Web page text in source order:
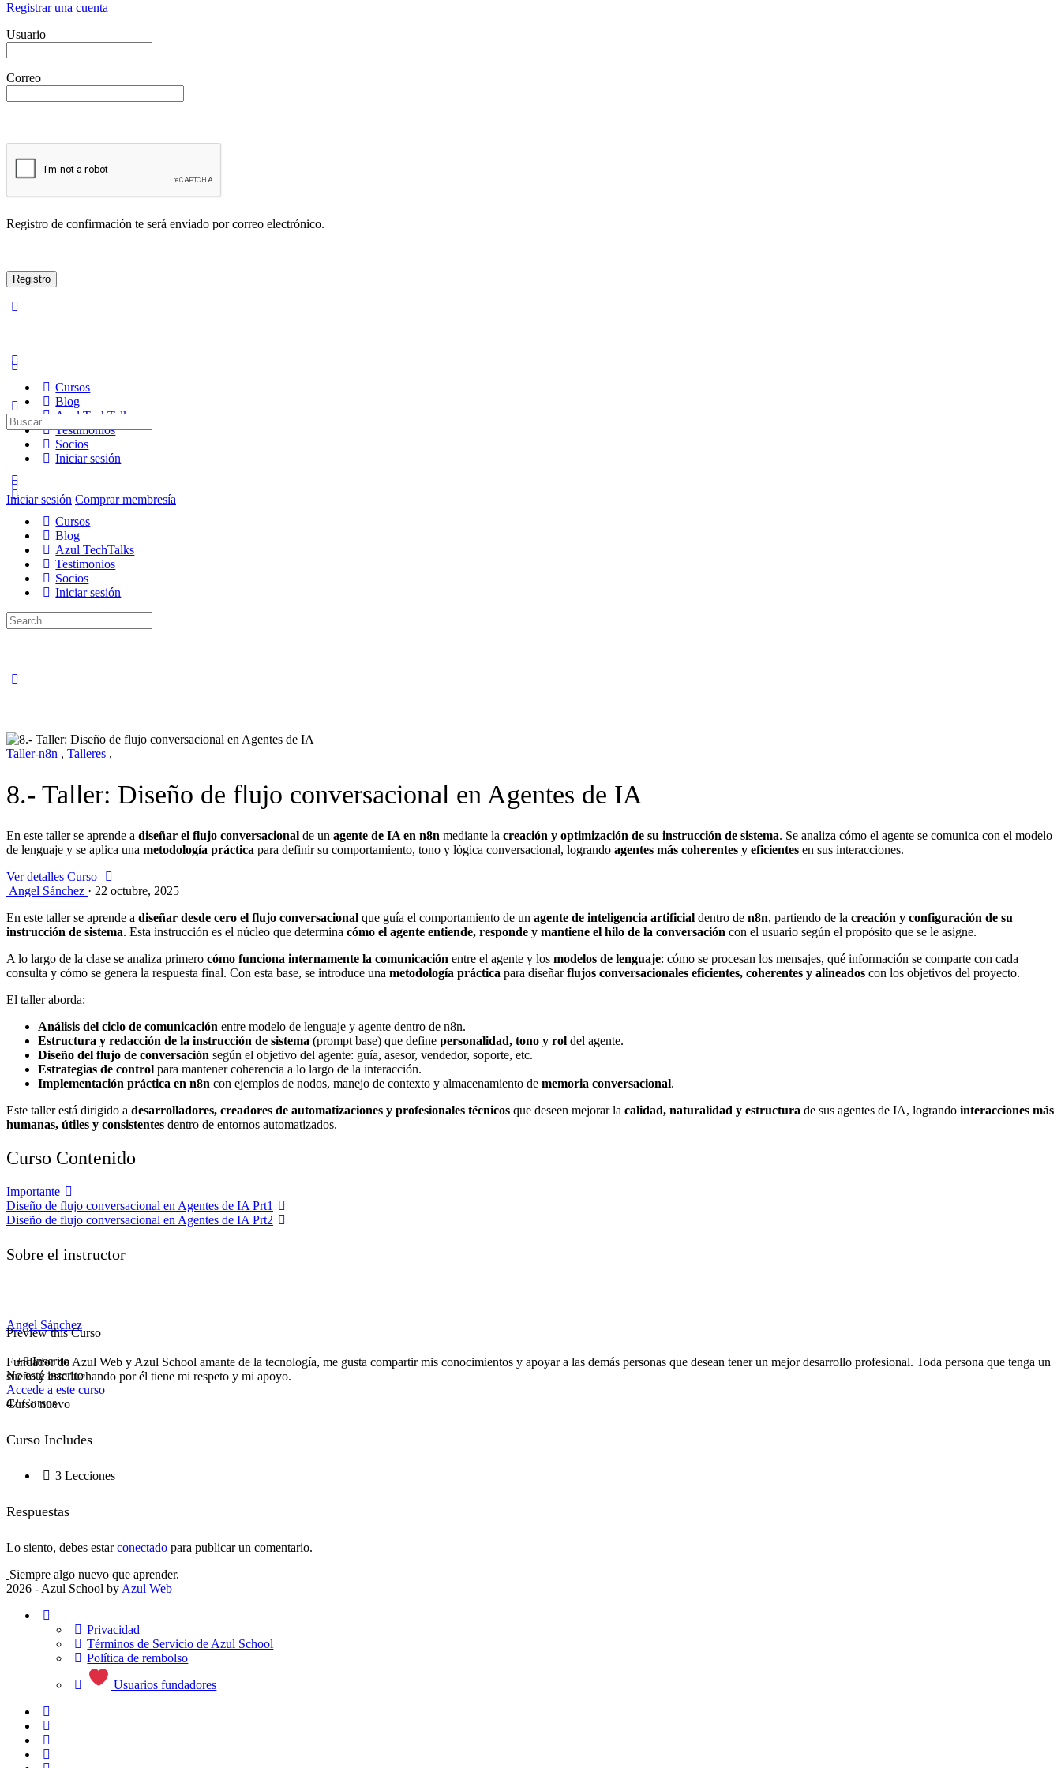
Registrar una cuenta
Usuario
Correo
Registro de confirmación te será enviado por correo electrónico.
Cursos
Blog
Azul TechTalks
Testimonios
Socios
Iniciar sesión
Iniciar sesión Comprar membresía
Buscar:
Cursos
Blog
Azul TechTalks
Testimonios
Socios
Iniciar sesión
Buscar:
Taller-n8n , Talleres ,
8.- Taller: Diseño de flujo conversacional en Agentes de IA
En este taller se aprende a diseñar el flujo conversacional de un agente de IA en n8n mediante la creación y optimización de su instrucción de sistema. Se analiza cómo el agente se comunica con el modelo
de lenguaje y se aplica una metodología práctica para definir su comportamiento, tono y lógica conversacional, logrando agentes más coherentes y eficientes en sus interacciones.
Ver detalles Curso
Angel Sánchez · 22 octubre, 2025
En este taller se aprende a diseñar desde cero el flujo conversacional que guía el comportamiento de un agente de inteligencia artificial dentro de n8n, partiendo de la creación y configuración de su
instrucción de sistema. Esta instrucción es el núcleo que determina cómo el agente entiende, responde y mantiene el hilo de la conversación con el usuario según el propósito que se le asigne.
A lo largo de la clase se analiza primero cómo funciona internamente la comunicación entre el agente y los modelos de lenguaje: cómo se procesan los mensajes, qué información se comparte con cada
consulta y cómo se genera la respuesta final. Con esta base, se introduce una metodología práctica para diseñarflujos conversacionales eficientes, coherentes y alineados con los objetivos del proyecto.
El taller aborda:
Análisis del ciclo de comunicación entre modelo de lenguaje y agente dentro de n8n.
Estructura y redacción de la instrucción de sistema (prompt base) que define personalidad, tono y rol del agente.
Diseño del flujo de conversación según el objetivo del agente: guía, asesor, vendedor, soporte, etc.
Estrategias de control para mantener coherencia a lo largo de la interacción.
Implementación práctica en n8n con ejemplos de nodos, manejo de contexto y almacenamiento de memoria conversacional.
Este taller está dirigido a desarrolladores, creadores de automatizaciones y profesionales técnicos que deseen mejorar la calidad, naturalidad y estructura de sus agentes de IA, logrando interacciones más
humanas, útiles y consistentes dentro de entornos automatizados.
Curso Contenido
Importante
Diseño de flujo conversacional en Agentes de IA Prt1
Diseño de flujo conversacional en Agentes de IA Prt2
Sobre el instructor
Angel Sánchez
Fundador de Azul Web y Azul School amante de la tecnología, me gusta compartir mis conocimientos y apoyar a las demás personas que desean tener un mejor desarrollo profesional. Toda persona que tenga un
sueño y este luchando por él tiene mi respeto y mi apoyo.
42 Cursos
Preview this Curso
+8Inscrito
No está inscrito
Accede a este curso
Curso nuevo
Curso Includes
3 Lecciones
Respuestas
Lo siento, debes estarconectado para publicar un comentario.
Siempre algo nuevo que aprender.
2026 - Azul School by Azul Web
Privacidad
Términos de Servicio de Azul School
Política de rembolso
Usuarios fundadores